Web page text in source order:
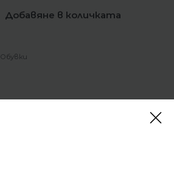
Добавяне в количката
Обувки